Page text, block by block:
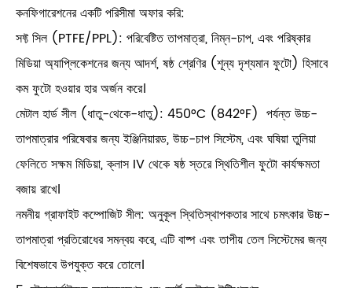
কনফিগারেশনের একটি পরিসীমা অফার করি:
সফ্ট সিল (PTFE/PPL): পরিবেষ্টিত তাপমাত্রা, নিম্ন-চাপ, এবং পরিষ্কার
মিডিয়া অ্যাপ্লিকেশনের জন্য আদর্শ, ষষ্ঠ শ্রেণির (শূন্য দৃশ্যমান ফুটো) হিসাবে
কম ফুটো হওয়ার হার অর্জন করে।
মেটাল হার্ড সীল (ধাতু-থেকে-ধাতু): 450°C (842°F) পর্যন্ত উচ্চ-
তাপমাত্রার পরিষেবার জন্য ইঞ্জিনিয়ারড, উচ্চ-চাপ সিস্টেম, এবং ঘষিয়া তুলিয়া
ফেলিতে সক্ষম মিডিয়া, ক্লাস IV থেকে ষষ্ঠ স্তরে স্থিতিশীল ফুটো কার্যক্ষমতা
বজায় রাখে।
নমনীয় গ্রাফাইট কম্পোজিট সীল: অনুকূল স্থিতিস্থাপকতার সাথে চমৎকার উচ্চ-
তাপমাত্রা প্রতিরোধের সমন্বয় করে, এটি বাষ্প এবং তাপীয় তেল সিস্টেমের জন্য
বিশেষভাবে উপযুক্ত করে তোলে।